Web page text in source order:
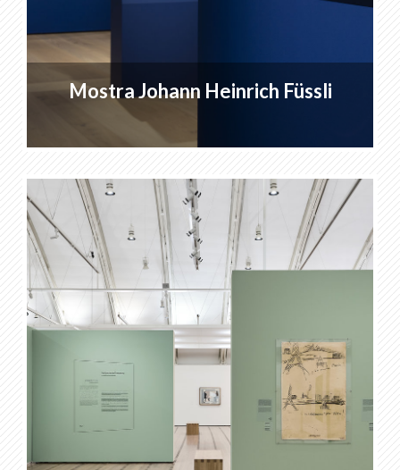
Mostra Johann Heinrich Füssli